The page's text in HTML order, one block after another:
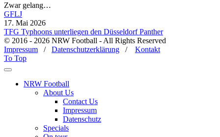
Zwar gelang…
GFLJ
17. Mai 2026
TFG Typhoons unterliegen den Düsseldorf Panther
© 2016 - 2026 NRW Football - All Rights Reserved
Impressum / Datenschutzerklärung / Kontakt
To Top
NRW Football
About Us
Contact Us
Impressum
Datenschutz
Specials